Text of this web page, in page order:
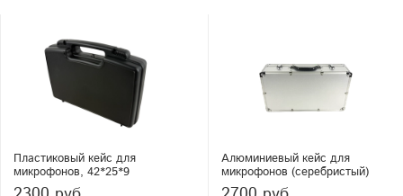
Пластиковый кейс для
микрофонов, 42*25*9
Алюминиевый кейс для
микрофонов (серебристый)